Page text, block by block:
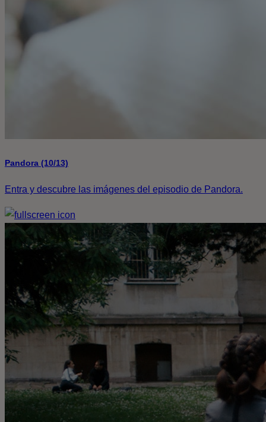
Pandora (10/13)
Entra y descubre las imágenes del episodio de Pandora.